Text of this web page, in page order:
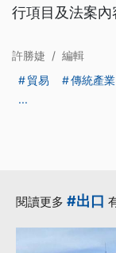
行項目及法案內
許勝婕 / 編輯
貿易
傳統產業
...
閱讀更多 #出口